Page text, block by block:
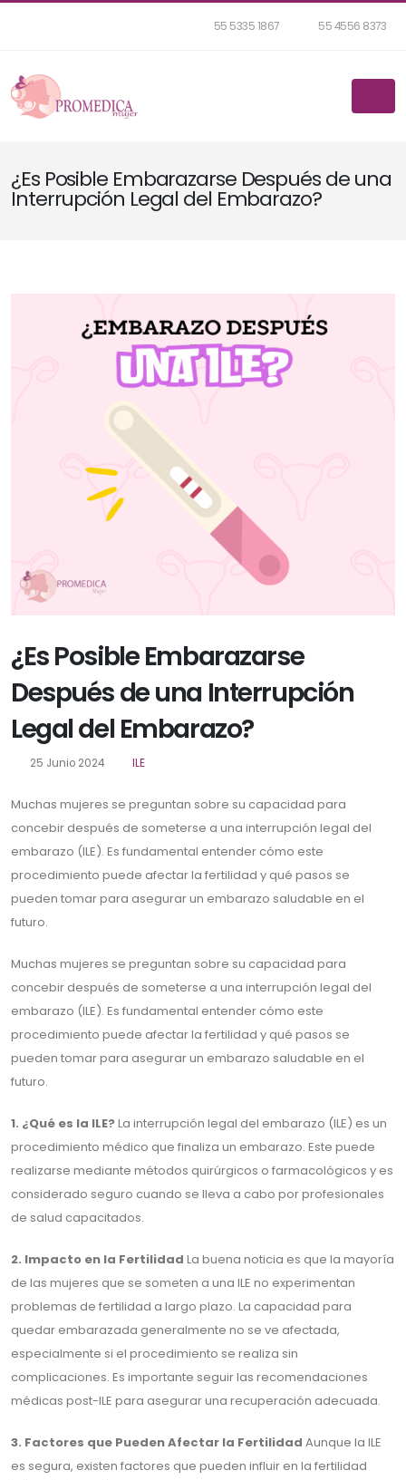
55 5335 1867 55 4556 8373
¿Es Posible Embarazarse Después de una
Interrupción Legal del Embarazo?
¿Es Posible Embarazarse
Después de una Interrupción
Legal del Embarazo?
25 Junio 2024 ILE
Muchas mujeres se preguntan sobre su capacidad para
concebir después de someterse a una interrupción legal del
embarazo (ILE). Es fundamental entender cómo este
procedimiento puede afectar la fertilidad y qué pasos se
pueden tomar para asegurar un embarazo saludable en el
futuro.
Muchas mujeres se preguntan sobre su capacidad para
concebir después de someterse a una interrupción legal del
embarazo (ILE). Es fundamental entender cómo este
procedimiento puede afectar la fertilidad y qué pasos se
pueden tomar para asegurar un embarazo saludable en el
futuro.
1. ¿Qué es la ILE?La interrupción legal del embarazo (ILE) es un
procedimiento médico que finaliza un embarazo. Este puede
realizarse mediante métodos quirúrgicos o farmacológicos y es
considerado seguro cuando se lleva a cabo por profesionales
de salud capacitados.
2. Impacto en la Fertilidad La buena noticia es que la mayoría
de las mujeres que se someten a una ILE no experimentan
problemas de fertilidad a largo plazo. La capacidad para
quedar embarazada generalmente no se ve afectada,
especialmente si el procedimiento se realiza sin
complicaciones. Es importante seguir las recomendaciones
médicas post-ILE para asegurar una recuperación adecuada.
3. Factores que Pueden Afectar la Fertilidad Aunque la ILE
es segura, existen factores que pueden influir en la fertilidad